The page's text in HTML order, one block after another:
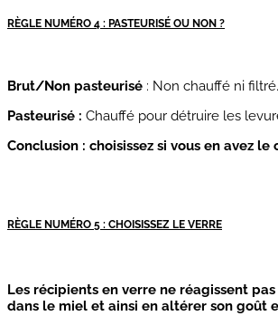
RÈGLE NUMÉRO 4 : PASTEURISÉ OU NON ?
Brut/Non pasteurisé : Non chauffé ni filtré.
Pasteurisé : Chauffé pour détruire les
Conclusion : choisissez si vous en avez
RÈGLE NUMÉRO 5 : CHOISISSEZ LE VERRE
Les récipients en verre ne réagissent
dans le miel et ainsi en altérer son goût